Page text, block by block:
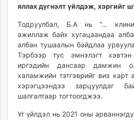
unuudur.mn
isee.mn
mglradio.com
fact.mn
itoim.mn
tumen.mn
times.mn
mass.mn
яллах дүгнэлт үйлдэж, хэргийг
Тодруулбал, Б.А нь “…
ажиллаж байх хугацаандаа
албан тушаалын байдлаа
Тэрбээр тус эмнэлэгт
иргэдийн дансаар дамжин
халамжийн тэтгэврийг виз карт
хэрэгцээндээ зарцуулдаг
шалгалтаар тогтоогджээ.
Уг үйлдэл нь 2021 оны